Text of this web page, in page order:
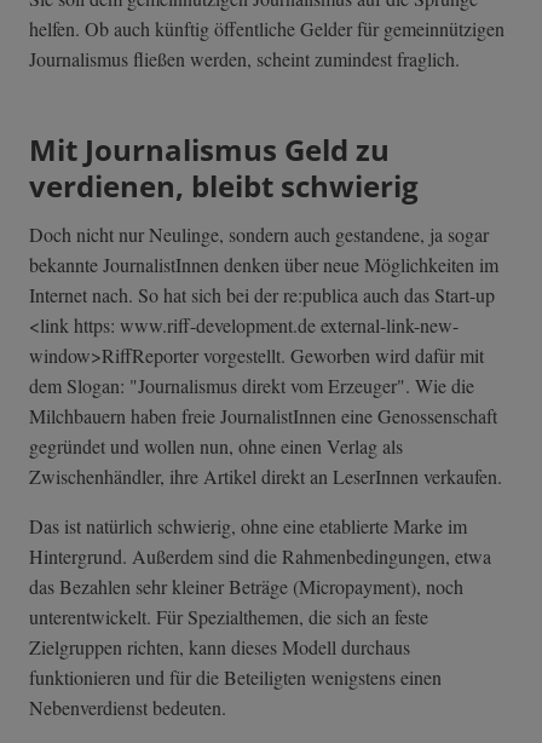
helfen. Ob auch künftig öffentliche Gelder für gemeinnützigen
Journalismus fließen werden, scheint zumindest fraglich.
Mit Journalismus Geld zu
verdienen, bleibt schwierig
Doch nicht nur Neulinge, sondern auch gestandene, ja sogar
bekannte JournalistInnen denken über neue Möglichkeiten im
Internet nach. So hat sich bei der re:publica auch das Start-up
<link https: www.riff-development.de external-link-n­ew-
window>RiffR­eporter vorgestellt. Geworben wird dafür mit
dem Slogan: "Journalismus direkt vom Erzeuger". Wie die
Milchbauern haben freie JournalistInnen eine Genossenschaft
gegründet und wollen nun, ohne einen Verlag als
Zwischenhändler, ihre Artikel direkt an LeserInnen verkaufen.
Das ist natürlich schwierig, ohne eine etablierte Marke im
Hintergrund. Außerdem sind die Rahmenbedingungen, etwa
das Bezahlen sehr kleiner Beträge (Micropayment), noch
unterentwickelt. Für Spezialthemen, die sich an feste
Zielgruppen richten, kann dieses Modell durchaus
funktionieren und für die Beteiligten wenigstens einen
Nebenverdienst bedeuten.